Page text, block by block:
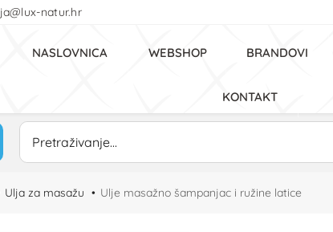
natur.hr
NASLOVNICA WEBSHOP BRANDOVI
KONTAKT
Ulja za masažu Ulje masažno šampanjac i ružine latice